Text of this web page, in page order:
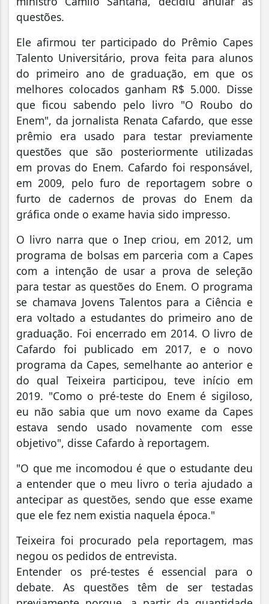
questões.
Ele afirmou ter participado do Prêmio Capes
Talento Universitário, prova feita para alunos
do primeiro ano de graduação, em que os
melhores colocados ganham R$ 5.000. Disse
que ficou sabendo pelo livro "O Roubo do
Enem", da jornalista Renata Cafardo, que esse
prêmio era usado para testar previamente
questões que são posteriormente utilizadas
em provas do Enem. Cafardo foi responsável,
em 2009, pelo furo de reportagem sobre o
furto de cadernos de provas do Enem da
gráfica onde o exame havia sido impresso.
O livro narra que o Inep criou, em 2012, um
programa de bolsas em parceria com a Capes
com a intenção de usar a prova de seleção
para testar as questões do Enem. O programa
se chamava Jovens Talentos para a Ciência e
era voltado a estudantes do primeiro ano de
graduação. Foi encerrado em 2014. O livro de
Cafardo foi publicado em 2017, e o novo
programa da Capes, semelhante ao anterior e
do qual Teixeira participou, teve início em
2019. "Como o pré-teste do Enem é sigiloso,
eu não sabia que um novo exame da Capes
estava sendo usado novamente com esse
objetivo", disse Cafardo à reportagem.
"O que me incomodou é que o estudante deu
a entender que o meu livro o teria ajudado a
antecipar as questões, sendo que esse exame
que ele fez nem existia naquela época."
Teixeira foi procurado pela reportagem, mas
negou os pedidos de entrevista.
Entender os pré-testes é essencial para o
debate. As questões têm de ser testadas